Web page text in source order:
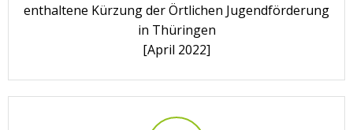
enthaltene Kürzung der Örtlichen Jugendförderung
in Thüringen
[April 2022]